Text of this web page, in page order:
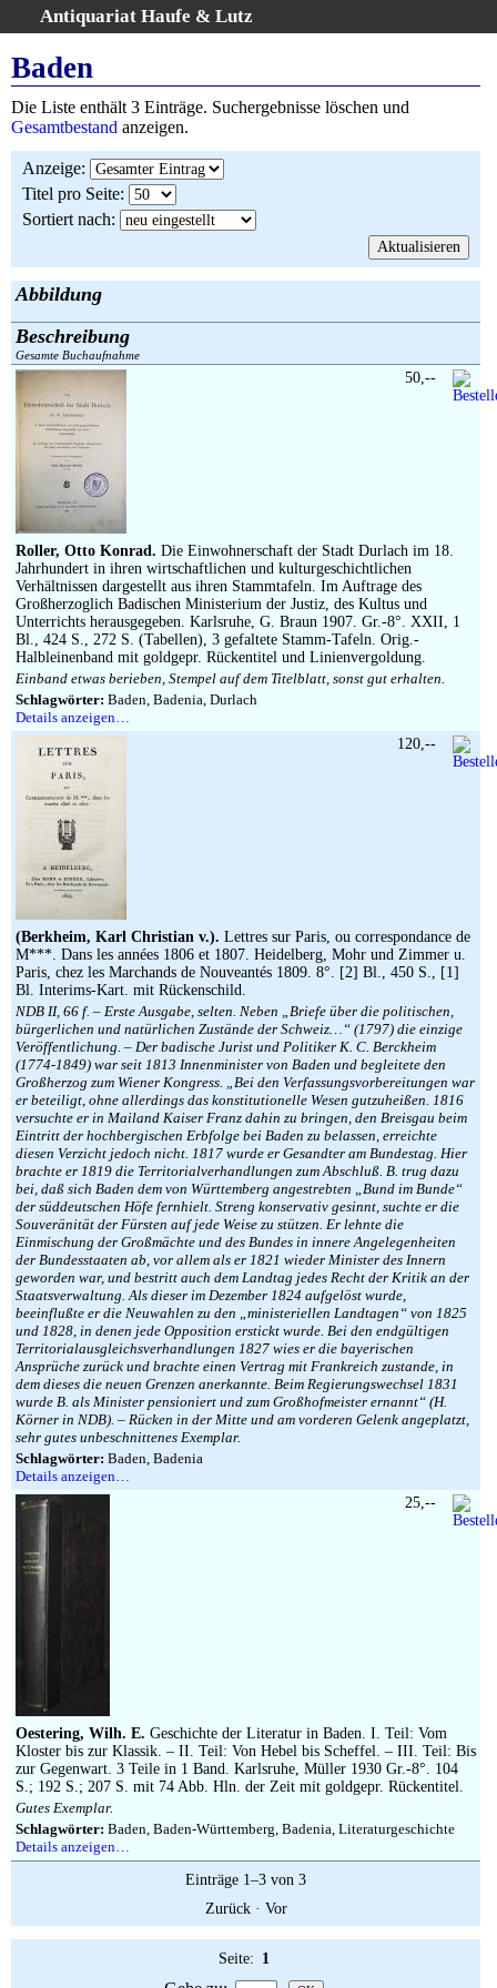
Antiquariat Haufe & Lutz
Home
Gesamtbestand
Kategorien
Schlagwörter
Suchergebnisse
AGB
Widerruf
Über uns
Aktuelle Kataloge
Kontakt
Impressum
Baden
Die Liste enthält 3 Einträge. Suchergebnisse löschen und
Gesamtbestand anzeigen.
Anzeige:
Titel pro Seite:
Sortiert nach:
Abbildung
Beschreibung
Gesamte Buchaufnahme
Roller, Otto Konrad. Die Einwohnerschaft der Stadt Durlach im 18.
Jahrhundert in ihren wirtschaftlichen und kulturgeschichtlichen
Verhältnissen dargestellt aus ihren Stammtafeln. Im Auftrage des
Großherzoglich Badischen Ministerium der Justiz, des Kultus und
Unterrichts herausgegeben. Karlsruhe, G. Braun 1907. Gr.-8°. XXII, 1
Bl., 424 S., 272 S. (Tabellen), 3 gefaltete Stamm-Tafeln. Orig.-
Halbleinenband mit goldgepr. Rückentitel und Linienvergoldung.
Einband etwas berieben, Stempel auf dem Titelblatt, sonst gut erhalten.
Schlagwörter: Baden, Badenia, Durlach
Details anzeigen…
50,--
(Berkheim, Karl Christian v.). Lettres sur Paris, ou correspondance de
M***. Dans les années 1806 et 1807. Heidelberg, Mohr und Zimmer u.
Paris, chez les Marchands de Nouveantés 1809. 8°. [2] Bl., 450 S., [1]
Bl. Interims-Kart. mit Rückenschild.
NDB II, 66 f. – Erste Ausgabe, selten. Neben „Briefe über die politischen,
bürgerlichen und natürlichen Zustände der Schweiz…“ (1797) die einzige
Veröffentlichung. – Der badische Jurist und Politiker K. C. Berckheim
(1774-1849) war seit 1813 Innenminister von Baden und begleitete den
Großherzog zum Wiener Kongress. „Bei den Verfassungsvorbereitungen war
er beteiligt, ohne allerdings das konstitutionelle Wesen gutzuheißen. 1816
versuchte er in Mailand Kaiser Franz dahin zu bringen, den Breisgau beim
Eintritt der hochbergischen Erbfolge bei Baden zu belassen, erreichte
diesen Verzicht jedoch nicht. 1817 wurde er Gesandter am Bundestag. Hier
brachte er 1819 die Territorialverhandlungen zum Abschluß. B. trug dazu
bei, daß sich Baden dem von Württemberg angestrebten „Bund im Bunde“
der süddeutschen Höfe fernhielt. Streng konservativ gesinnt, suchte er die
Souveränität der Fürsten auf jede Weise zu stützen. Er lehnte die
Einmischung der Großmächte und des Bundes in innere Angelegenheiten
der Bundesstaaten ab, vor allem als er 1821 wieder Minister des Innern
geworden war, und bestritt auch dem Landtag jedes Recht der Kritik an der
Staatsverwaltung. Als dieser im Dezember 1824 aufgelöst wurde,
beeinflußte er die Neuwahlen zu den „ministeriellen Landtagen“ von 1825
und 1828, in denen jede Opposition erstickt wurde. Bei den endgültigen
Territorialausgleichsverhandlungen 1827 wies er die bayerischen
Ansprüche zurück und brachte einen Vertrag mit Frankreich zustande, in
dem dieses die neuen Grenzen anerkannte. Beim Regierungswechsel 1831
wurde B. als Minister pensioniert und zum Großhofmeister ernannt“ (H.
Körner in NDB). – Rücken in der Mitte und am vorderen Gelenk angeplatzt,
sehr gutes unbeschnittenes Exemplar.
Schlagwörter: Baden, Badenia
Details anzeigen…
120,--
Oestering, Wilh. E. Geschichte der Literatur in Baden. I. Teil: Vom
Kloster bis zur Klassik. – II. Teil: Von Hebel bis Scheffel. – III. Teil: Bis
zur Gegenwart. 3 Teile in 1 Band. Karlsruhe, Müller 1930 Gr.-8°. 104
S.; 192 S.; 207 S. mit 74 Abb. Hln. der Zeit mit goldgepr. Rückentitel.
Gutes Exemplar.
Schlagwörter: Baden, Baden-Württemberg, Badenia, Literaturgeschichte
Details anzeigen…
25,--
Einträge 1–3 von 3
Zurück· Vor
Seite: 1